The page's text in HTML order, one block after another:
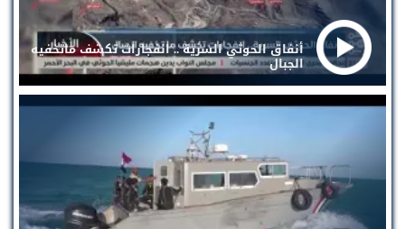
أنفاق الحوثي السرية .. انفجارات تكشف ماتخفيه
الجبال